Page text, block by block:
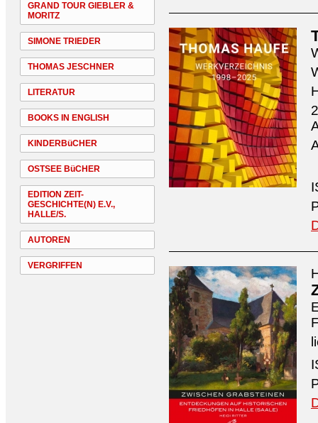
GRAND TOUR GIEBLER &
MORITZ
SIMONE TRIEDER
THOMAS JESCHNER
LITERATUR
BOOKS IN ENGLISH
KINDERBüCHER
OSTSEE BüCHER
EDITION ZEIT-
GESCHICHTE(N) E.V.,
HALLE/S.
AUTOREN
VERGRIFFEN